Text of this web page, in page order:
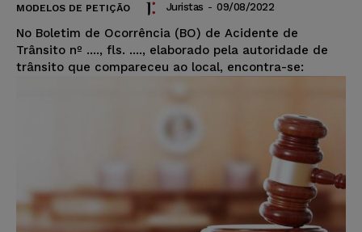
MODELOS DE PETIÇÃO Juristas - 09/08/2022
No Boletim de Ocorrência (BO) de Acidente de
Trânsito nº ...., fls. ...., elaborado pela autoridade de
trânsito que compareceu ao local, encontra-se: